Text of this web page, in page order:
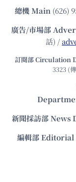
總機Main (626)
廣告/市場部
話) /
訂閱部 Circulation
3323 (
新聞採訪部
編輯部